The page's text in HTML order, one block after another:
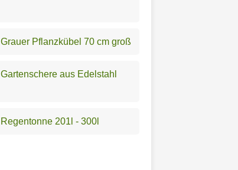
Grauer Pflanzkübel 70 cm groß
Gartenschere aus Edelstahl
Regentonne 201l - 300l